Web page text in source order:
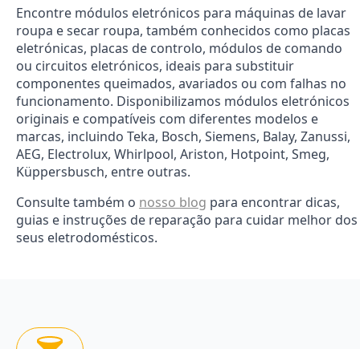
Encontre módulos eletrónicos para máquinas de lavar
roupa e secar roupa, também conhecidos como placas
eletrónicas, placas de controlo, módulos de comando
ou circuitos eletrónicos, ideais para substituir
componentes queimados, avariados ou com falhas no
funcionamento. Disponibilizamos módulos eletrónicos
originais e compatíveis com diferentes modelos e
marcas, incluindo Teka, Bosch, Siemens, Balay, Zanussi,
AEG, Electrolux, Whirlpool, Ariston, Hotpoint, Smeg,
Küppersbusch, entre outras.
Consulte também o nosso blog para encontrar dicas,
guias e instruções de reparação para cuidar melhor dos
seus eletrodomésticos.